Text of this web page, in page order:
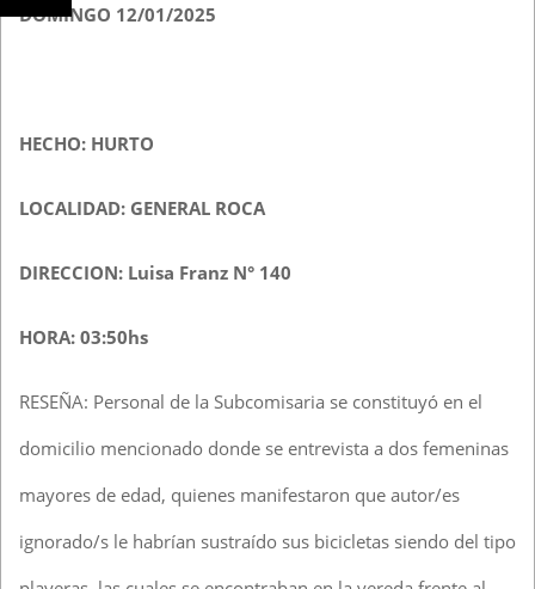
DOMINGO 12/01/2025
HECHO: HURTO
LOCALIDAD: GENERAL ROCA
DIRECCION: Luisa Franz N° 140
HORA: 03:50hs
RESEÑA: Personal de la Subcomisaria se constituyó en el
domicilio mencionado donde se entrevista a dos femeninas
mayores de edad, quienes manifestaron que autor/es
ignorado/s le habrían sustraído sus bicicletas siendo del tipo